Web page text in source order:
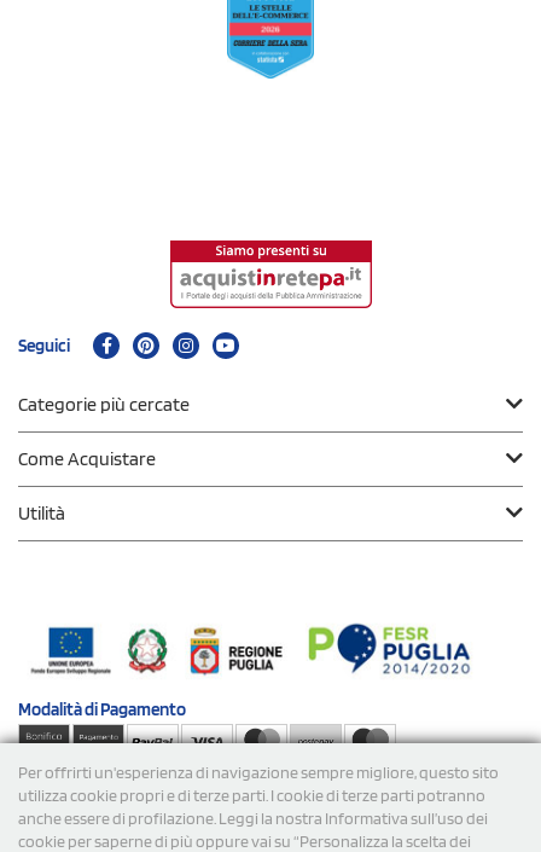
Per offrirti un'esperienza di navigazione sempre migliore, questo sito
utilizza cookie propri e di terze parti. I cookie di terze parti potranno
anche essere di profilazione. Leggi la nostra Informativa sull’uso dei
cookie per saperne di più oppure vai su “Personalizza la scelta dei
Seguici
Categorie più cercate
Come Acquistare
Utilità
Modalità diPagamento
Spedizioni